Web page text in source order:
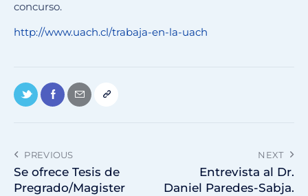
concurso.
http://www.uach.cl/trabaja-en-la-uach
PREVIOUS
Se ofrece Tesis de
Pregrado/Magister
NEXT
Entrevista al Dr.
Daniel Paredes-Sabja.